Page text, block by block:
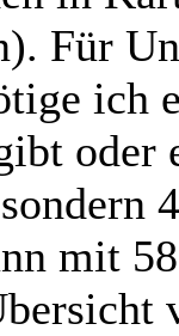
Für
ich
oder
mit